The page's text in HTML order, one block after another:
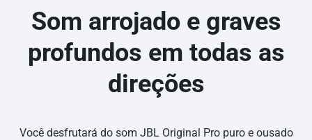
Som arrojado e graves
profundos em todas as
direções
Você desfrutará do som JBL Original Pro puro e ousado